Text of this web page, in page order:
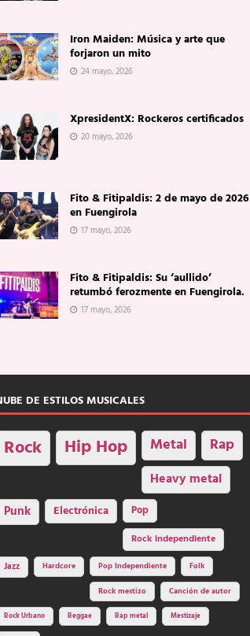
Iron Maiden: Música y arte que
forjaron un mito
24 mayo, 2026
XpresidentX: Rockeros certificados
20 mayo, 2026
Fito & Fitipaldis: 2 de mayo de 2026
en Fuengirola
17 mayo, 2026
Fito & Fitipaldis: Su ‘aullido’
retumbó ferozmente en Fuengirola.
17 mayo, 2026
DE ESTILOS MUSICALES
Rock Hip Hop Metal Rap
Heavy metal
Punk Electrónica
Pop
Rock independiente
Jazz Hardcore Pop Independiente Folk
Rock mestizo Canción de autor
Rock Urbano Reggae Rap metal Mestizaje